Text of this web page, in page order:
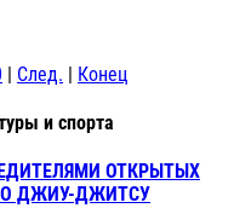
| След. | Конец
и спорта
ОТКРЫТЫХ
ДЖИУ-ДЖИТСУ